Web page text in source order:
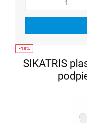
SIKATRIS